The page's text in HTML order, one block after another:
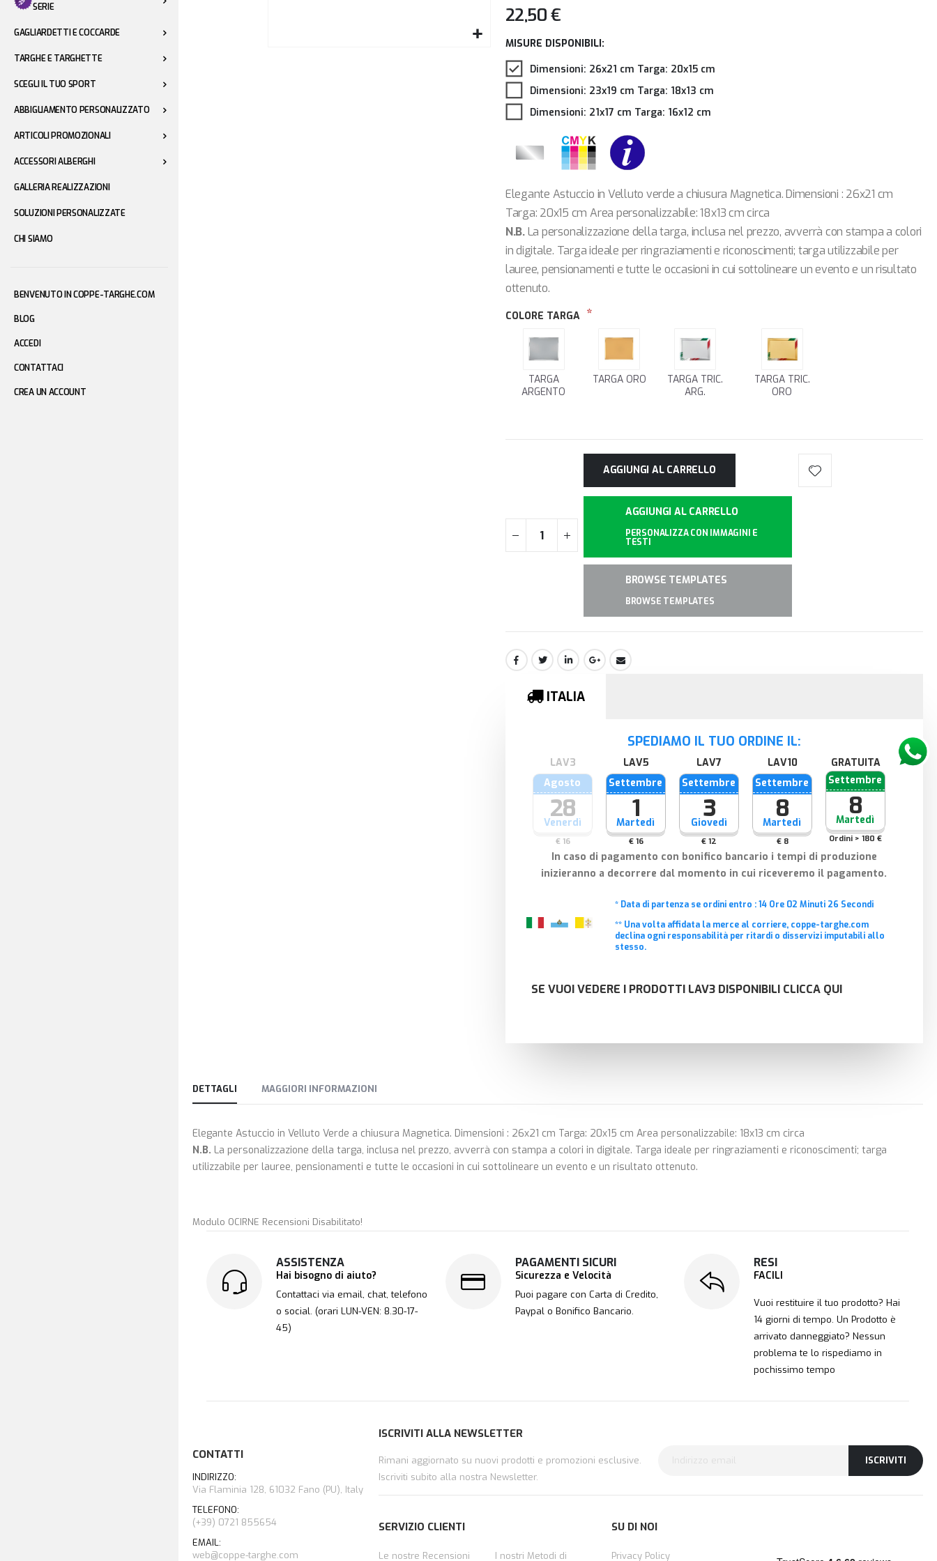
SERIE
GAGLIARDETTI E COCCARDE
TARGHE E TARGHETTE
SCEGLI IL TUO SPORT
ABBIGLIAMENTO PERSONALIZZATO
ARTICOLI PROMOZIONALI
ACCESSORI ALBERGHI
GALLERIA REALIZZAZIONI
SOLUZIONI PERSONALIZZATE
CHI SIAMO
BENVENUTO IN COPPE-TARGHE.COM
BLOG
ACCEDI
CONTATTACI
CREA UN ACCOUNT
22,50 €
MISURE DISPONIBILI:
Dimensioni: 26x21 cm Targa: 20x15 cm
Dimensioni: 23x19 cm Targa: 18x13 cm
Dimensioni: 21x17 cm Targa: 16x12 cm
Elegante Astuccio in Velluto verde a chiusura Magnetica. Dimensioni : 26x21 cm
Targa: 20x15 cm Area personalizzabile: 18x13 cm circa
N.B.La personalizzazione della targa, inclusa nel prezzo, avverrà con stampa a colori
in digitale. Targa ideale per ringraziamenti e riconoscimenti; targa utilizzabile per
lauree, pensionamenti e tutte le occasioni in cui sottolineare un evento e un risultato
ottenuto.
COLORE TARGA
TARGA
ARGENTO
TARGA ORO
TARGA TRIC.
ARG.
TARGA TRIC.
ORO
AGGIUNGI AL CARRELLO
AGGIUNGI AL CARRELLO
PERSONALIZZA CON IMMAGINI E
TESTI
BROWSE TEMPLATES
BROWSE TEMPLATES
ITALIA
SPEDIAMO IL TUO ORDINE IL:
Venerdì
Agosto
28
€ 16
Martedì
Settembre
1
€ 16
Giovedì
Settembre
3
€ 12
Martedì
Settembre
8
€ 8
GRATUITA
Martedì
Settembre
8
Ordini > 180 €
In caso di pagamento con bonifico bancario i tempi di produzione
inizieranno a decorrere dal momento in cui riceveremo il pagamento.
* Data di partenza se ordini entro :14Ore 02 Minuti 25 Secondi
** Una volta affidata la merce al corriere, coppe-targhe.com
declina ogni responsabilità per ritardi o disservizi imputabili allo
stesso.
SE VUOI VEDERE I PRODOTTI LAV3 DISPONIBILI CLICCA QUI
DETTAGLI
Elegante Astuccio in Velluto Verde a chiusura Magnetica. Dimensioni : 26x21 cm Targa: 20x15 cm Area personalizzabile: 18x13 cm circa
N.B. La personalizzazione della targa, inclusa nel prezzo, avverrà con stampa a colori in digitale. Targa ideale per ringraziamenti e riconoscimenti; targa
utilizzabile per lauree, pensionamenti e tutte le occasioni in cui sottolineare un evento e un risultato ottenuto.
MAGGIORI INFORMAZIONI
Modulo OCIRNE Recensioni Disabilitato!
ASSISTENZA
Hai bisogno di aiuto?
Contattaci via email, chat, telefono
o social. (orari LUN-VEN: 8.30-17-
45)
PAGAMENTI SICURI
Sicurezza e Velocità
Puoi pagare con Carta di Credito,
Paypal o Bonifico Bancario.
RESI
FACILI
Vuoi restituire il tuo prodotto? Hai
14 giorni di tempo. Un Prodotto è
arrivato danneggiato? Nessun
problema te lo rispediamo in
pochissimo tempo
CONTATTI
INDIRIZZO:
Via Flaminia 128, 61032 Fano (PU), Italy
TELEFONO:
(+39) 0721 855654
EMAIL:
web@coppe-targhe.com
ISCRIVITI ALLA NEWSLETTER
Rimani aggiornato su nuovi prodotti e promozioni esclusive.
Iscriviti subito alla nostra Newsletter.
ISCRIVITI
SERVIZIO CLIENTI
Le nostre Recensioni I nostri Metodi di
SU DI NOI
Privacy Policy